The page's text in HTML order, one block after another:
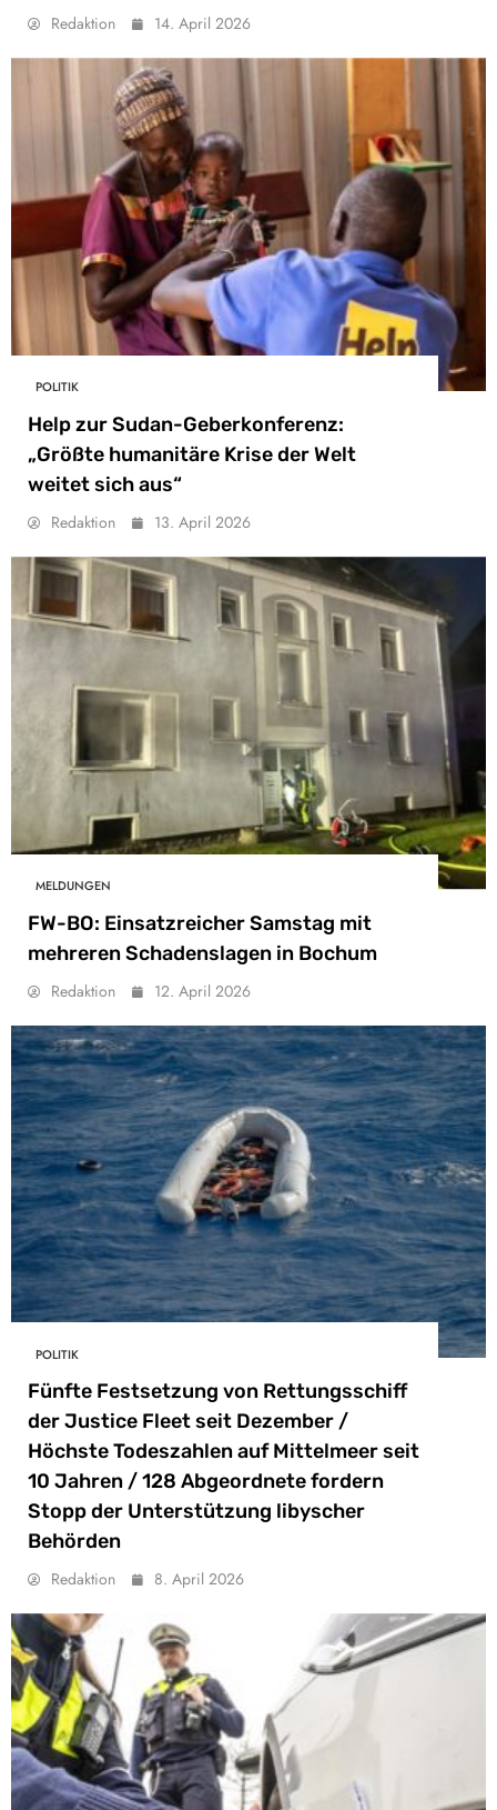
Redaktion 14. April 2026
POLITIK
Help zur Sudan-Geberkonferenz:
„Größte humanitäre Krise der Welt
weitet sich aus“
Redaktion 13. April 2026
MELDUNGEN
FW-BO: Einsatzreicher Samstag mit
mehreren Schadenslagen in Bochum
Redaktion 12. April 2026
POLITIK
Fünfte Festsetzung von Rettungsschiff
der Justice Fleet seit Dezember /
Höchste Todeszahlen auf Mittelmeer seit
10 Jahren / 128 Abgeordnete fordern
Stopp der Unterstützung libyscher
Behörden
Redaktion 8. April 2026